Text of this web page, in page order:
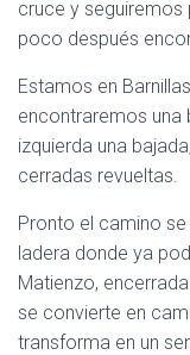
cruce y seguiremos
poco después
Estamos en
encontraremos una
izquierda una
cerradas revueltas.
Pronto el camino
ladera donde ya
Matienzo,
se convierte en
transforma en un